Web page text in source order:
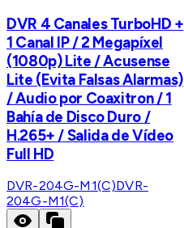
DVR 4 Canales TurboHD +
1 Canal IP / 2 Megapíxel
(1080p) Lite / Acusense
Lite (Evita Falsas Alarmas)
/ Audio por Coaxitron / 1
Bahía de Disco Duro /
H.265+ / Salida de Vídeo
Full HD
DVR-204G-M1(C)DVR-
204G-M1(C)